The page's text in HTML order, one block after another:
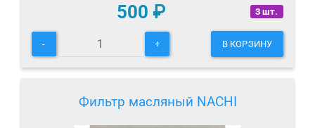
3 шт.
500 ₽
- + В КОРЗИНУ
Фильтр масляный NACHI